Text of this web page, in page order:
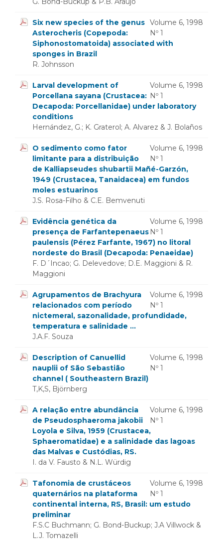
Volume 6, 1998
Nº 1
Six new species of the genus
Asterocheris (Copepoda:
Siphonostomatoida) associated with
sponges in Brazil
R. Johnsson
Volume 6, 1998
Nº 1
Larval development of
Porcellana sayana (Crustacea:
Decapoda: Porcellanidae) under laboratory
conditions
Hernández, G.; K. Graterol; A. Alvarez & J. Bolaños
Volume 6, 1998
Nº 1
O sedimento como fator
limitante para a distribuição
de Kalliapseudes shubartii Mañé-Garzón,
1949 (Crustacea, Tanaidacea) em fundos
moles estuarinos
J.S. Rosa-Filho & C.E. Bemvenuti
Volume 6, 1998
Nº 1
Evidência genética da
presença de Farfantepenaeus
paulensis (Pérez Farfante, 1967) no litoral
nordeste do Brasil (Decapoda: Penaeidae)
F. D´Incao; G. Delevedove; D.E. Maggioni & R.
Maggioni
Volume 6, 1998
Nº 1
Agrupamentos de Brachyura
relacionados com período
nictemeral, sazonalidade, profundidade,
temperatura e salinidade ...
J.A.F. Souza
Volume 6, 1998
Nº 1
Description of Canuellid
nauplii of São Sebastião
channel ( Southeastern Brazil)
T,K,S, Björnberg
Volume 6, 1998
Nº 1
A relação entre abundância
de Pseudosphaeroma jakobii
Loyola e Silva, 1959 (Crustacea,
Sphaeromatidae) e a salinidade das lagoas
das Malvas e Custódias, RS.
I. da V. Fausto & N.L. Würdig
Volume 6, 1998
Nº 1
Tafonomia de crustáceos
quaternários na plataforma
continental interna, RS, Brasil: um estudo
preliminar
F.S.C Buchmann; G. Bond-Buckup; J.A Villwock &
L.J. Tomazelli